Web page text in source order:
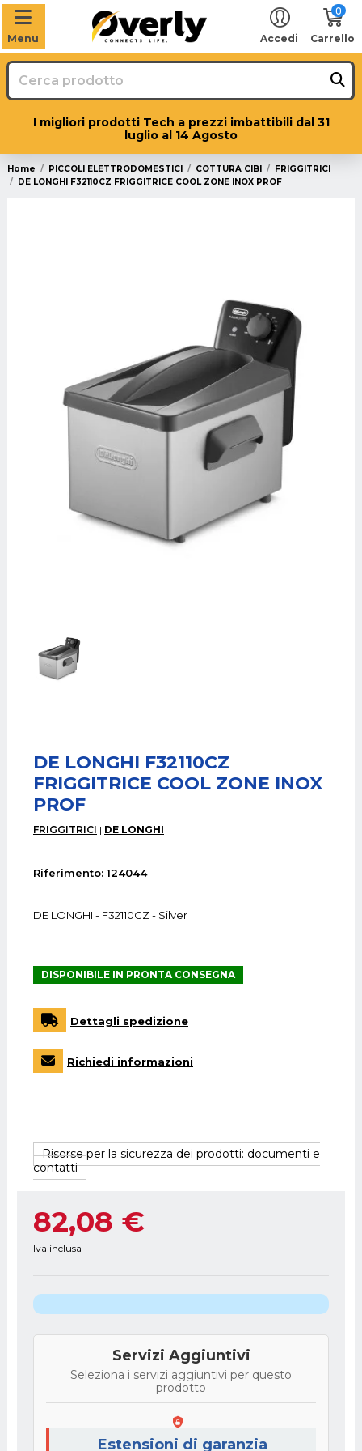
Menu Accedi
0
Carrello
I migliori prodotti Tech a prezzi imbattibili dal 31
luglio al 14 Agosto
Home PICCOLI ELETTRODOMESTICI COTTURA CIBI
FRIGGITRICI
DE LONGHI F32110CZ FRIGGITRICE COOL ZONE INOX PROF
DE LONGHI F32110CZ
FRIGGITRICE COOL ZONE INOX
PROF
FRIGGITRICI DE LONGHI
Riferimento: 124044
DE LONGHI - F32110CZ - Silver
DISPONIBILE IN PRONTA CONSEGNA
Dettagli spedizione
Richiedi informazioni
Risorse per la sicurezza dei prodotti: documenti e
contatti
82,08 €
Iva inclusa
Servizi Aggiuntivi
Seleziona i servizi aggiuntivi per questo
prodotto
Estensioni di garanzia